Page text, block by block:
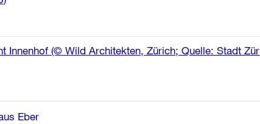
Innenhof (© Wild Architekten, Zürich; Quelle: Stadt
Eber